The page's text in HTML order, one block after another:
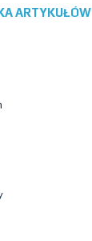
ARTYKUŁÓW